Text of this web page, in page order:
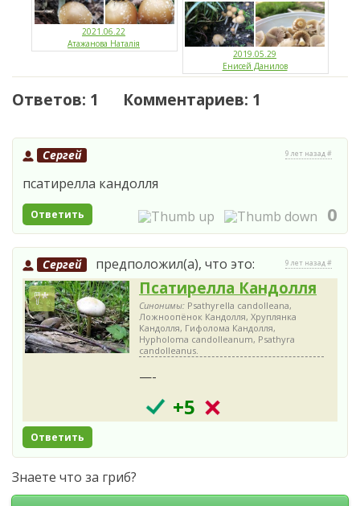
2021.06.22
Атажанова Наталія
2019.05.29
Енисей Данилов
Ответов: 1 Комментариев: 1
Сергей 9 лет назад #
псатирелла кандолля
Ответить 0
Сергей предположил(а), что это: 9 лет назад #
Псатирелла Кандолля
Синонимы: Psathyrella candolleana,
Ложноопёнок Кандолля, Хруплянка
Кандолля, Гифолома Кандолля,
Hypholoma candolleanum, Psathyra
candolleanus.
—-
+5
Ответить
Знаете что за гриб?